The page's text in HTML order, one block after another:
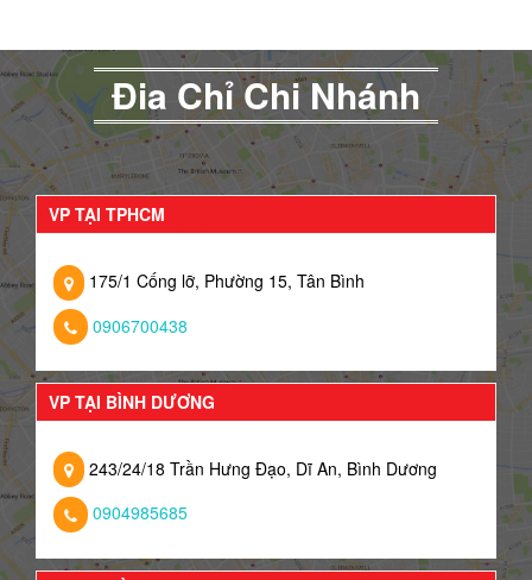
Đia Chỉ Chi Nhánh
VP TẠI TPHCM
175/1 Cống lỡ, Phường 15, Tân Bình
0906700438
VP TẠI BÌNH DƯƠNG
243/24/18 Trần Hưng Đạo, Dĩ An, Bình Dương
0904985685